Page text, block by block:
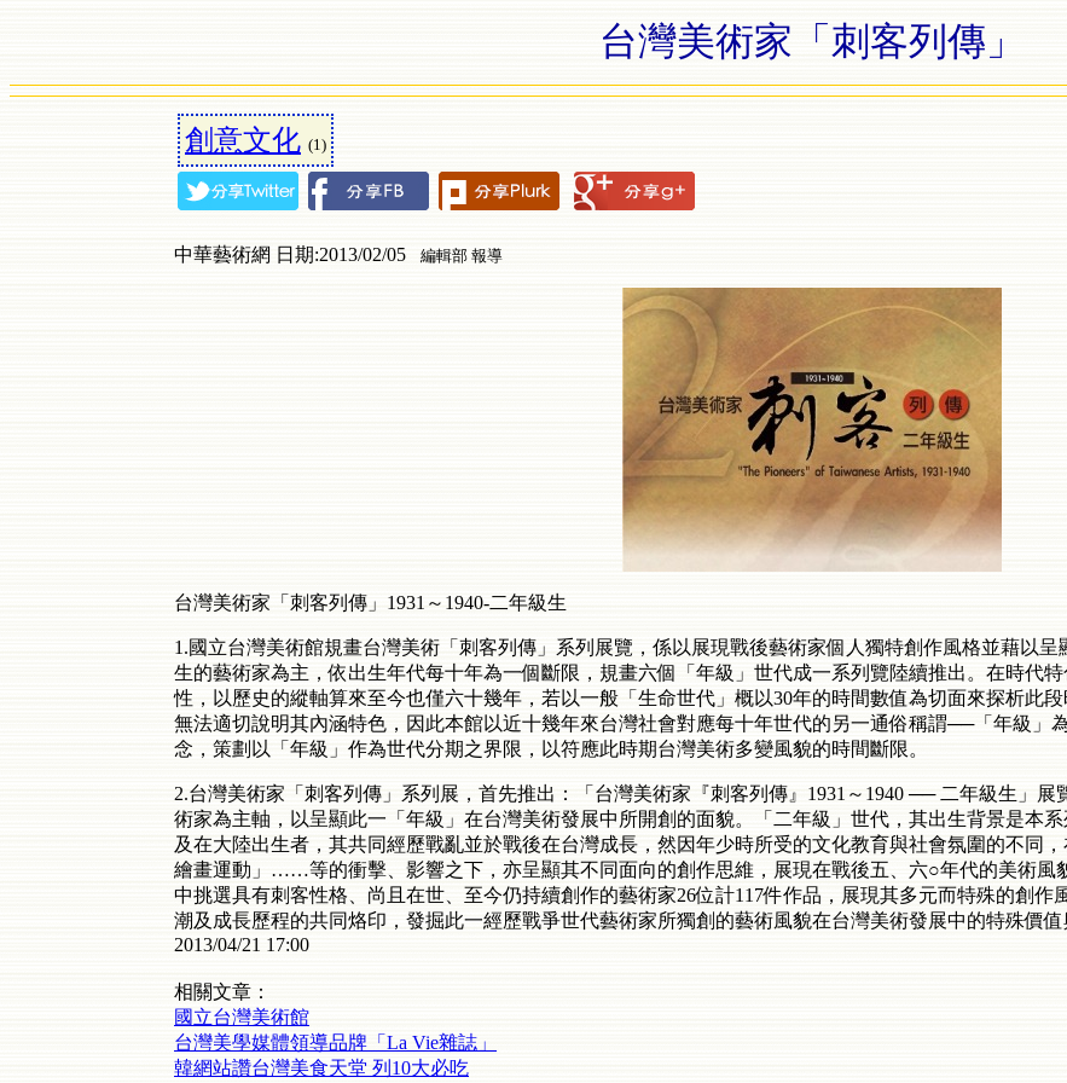
台灣美術家「刺客列傳」
創意文化 (1)
中華藝術網 日期:2013/02/05 編輯部 報導
台灣美術家「刺客列傳」1931～1940-二年級生
1.國立台灣美術館規畫台灣美術「刺客列傳」系列展覽，係以展現戰後藝術家個人獨特創作風格並藉以呈
生的藝術家為主，依出生年代每十年為一個斷限，規畫六個「年級」世代成一系列覽陸續推出。在時代
性，以歷史的縱軸算來至今也僅六十幾年，若以一般「生命世代」概以30年的時間數值為切面來探析此
無法適切說明其內涵特色，因此本館以近十幾年來台灣社會對應每十年世代的另一通俗稱謂──「年級」
念，策劃以「年級」作為世代分期之界限，以符應此時期台灣美術多變風貌的時間斷限。
2.台灣美術家「刺客列傳」系列展，首先推出：「台灣美術家『刺客列傳』1931～1940 ── 二年級生」展
術家為主軸，以呈顯此一「年級」在台灣美術發展中所開創的面貌。「二年級」世代，其出生背景是本
及在大陸出生者，其共同經歷戰亂並於戰後在台灣成長，然因年少時所受的文化教育與社會氛圍的不同
繪畫運動」……等的衝擊、影響之下，亦呈顯其不同面向的創作思維，展現在戰後五、六○年代的美術風
中挑選具有刺客性格、尚且在世、至今仍持續創作的藝術家26位計117件作品，展現其多元而特殊的創
潮及成長歷程的共同烙印，發掘此一經歷戰爭世代藝術家所獨創的藝術風貌在台灣美術發展中的特殊價值
2013/04/21 17:00
相關文章：
國立台灣美術館
台灣美學媒體領導品牌「La Vie雜誌」
韓網站讚台灣美食天堂 列10大必吃